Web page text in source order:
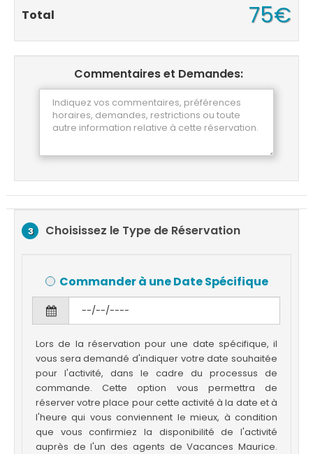
Total 75€
Commentaires et Demandes:
3 Choisissez le Type de Réservation
Commander à une Date Spécifique
Lors de la réservation pour une date spécifique, il
vous sera demandé d'indiquer votre date souhaitée
pour l'activité, dans le cadre du processus de
commande. Cette option vous permettra de
réserver votre place pour cette activité à la date et à
l'heure qui vous conviennent le mieux, à condition
que vous confirmiez la disponibilité de l'activité
auprès de l'un des agents de Vacances Maurice.